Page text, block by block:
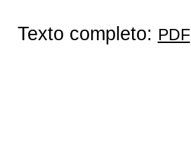
Texto completo: PDF